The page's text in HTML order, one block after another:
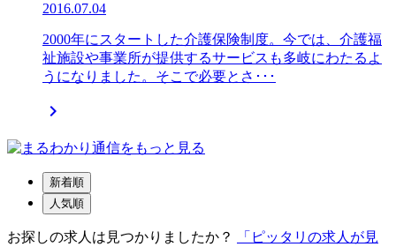
2016.07.04
2000年にスタートした介護保険制度。今では、介護福
祉施設や事業所が提供するサービスも多岐にわたるよ
うになりました。そこで必要とさ･･･

新着順
人気順
お探しの求人は見つかりましたか？
「ピッタリの求人が見